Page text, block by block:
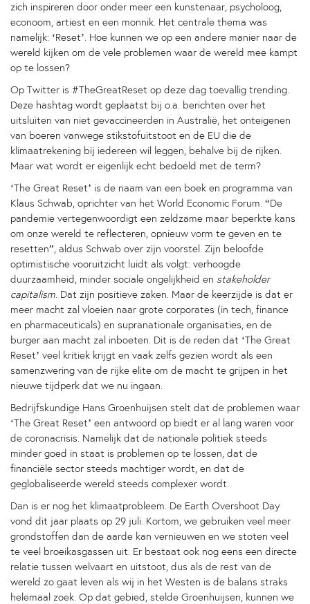
zich inspireren door onder meer een kunstenaar, psycholoog,
econoom, artiest en een monnik. Het centrale thema was
namelijk: ‘Reset’. Hoe kunnen we op een andere manier naar de
wereld kijken om de vele problemen waar de wereld mee kampt
op te lossen?
Op Twitter is #TheGreatReset op deze dag toevallig trending.
Deze hashtag wordt geplaatst bij o.a. berichten over het
uitsluiten van niet gevaccineerden in Australië, het onteigenen
van boeren vanwege stikstofuitstoot en de EU die de
klimaatrekening bij iedereen wil leggen, behalve bij de rijken.
Maar wat wordt er eigenlijk echt bedoeld met de term?
‘The Great Reset’ is de naam van een boek en programma van
Klaus Schwab, oprichter van het World Economic Forum. “De
pandemie vertegenwoordigt een zeldzame maar beperkte kans
om onze wereld te reflecteren, opnieuw vorm te geven en te
resetten”, aldus Schwab over zijn voorstel. Zijn beloofde
optimistische vooruitzicht luidt als volgt: verhoogde
duurzaamheid, minder sociale ongelijkheid en stakeholder
capitalism. Dat zijn positieve zaken. Maar de keerzijde is dat er
meer macht zal vloeien naar grote corporates (in tech, finance
en pharmaceuticals) en supranationale organisaties, en de
burger aan macht zal inboeten. Dit is de reden dat ‘The Great
Reset’ veel kritiek krijgt en vaak zelfs gezien wordt als een
samenzwering van de rijke elite om de macht te grijpen in het
nieuwe tijdperk dat we nu ingaan.
Bedrijfskundige Hans Groenhuijsen stelt dat de problemen waar
‘The Great Reset’ een antwoord op biedt er al lang waren voor
de coronacrisis. Namelijk dat de nationale politiek steeds
minder goed in staat is problemen op te lossen, dat de
financiële sector steeds machtiger wordt, en dat de
geglobaliseerde wereld steeds complexer wordt.
Dan is er nog het klimaatprobleem. De Earth Overshoot Day
vond dit jaar plaats op 29 juli. Kortom, we gebruiken veel meer
grondstoffen dan de aarde kan vernieuwen en we stoten veel
te veel broeikasgassen uit. Er bestaat ook nog eens een directe
relatie tussen welvaart en uitstoot, dus als de rest van de
wereld zo gaat leven als wij in het Westen is de balans straks
helemaal zoek. Op dat gebied, stelde Groenhuijsen, kunnen we